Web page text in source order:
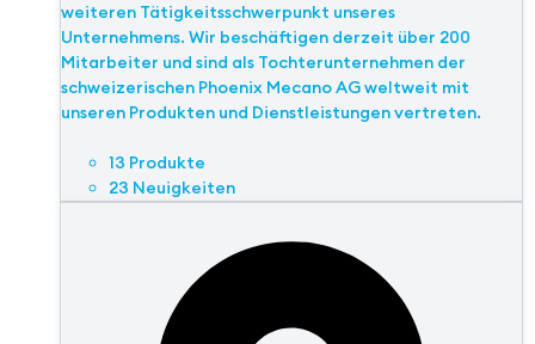
weiteren Tätigkeitsschwerpunkt unseres
Unternehmens. Wir beschäftigen derzeit über 200
Mitarbeiter und sind als Tochterunternehmen der
schweizerischen Phoenix Mecano AG weltweit mit
unseren Produkten und Dienstleistungen vertreten.
13 Produkte
23 Neuigkeiten